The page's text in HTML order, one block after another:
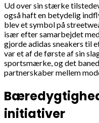
Ud over sin stærke
også haft en betydelig
blev et symbol på
især efter samarbejdet
gjorde adidas sneakers til
var et af de første af sin
sportsmærke, og det
partnerskaber mellem
initiativer